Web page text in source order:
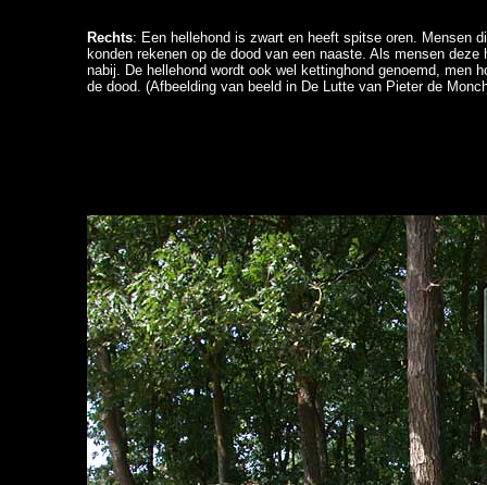
Rechts: Een hellehond is zwart en heeft spitse oren. Mensen
konden rekenen op de dood van een naaste. Als mensen
nabij. De hellehond wordt ook wel kettinghond genoemd, men
de dood. (Afbeelding van beeld in De Lutte van Pieter de